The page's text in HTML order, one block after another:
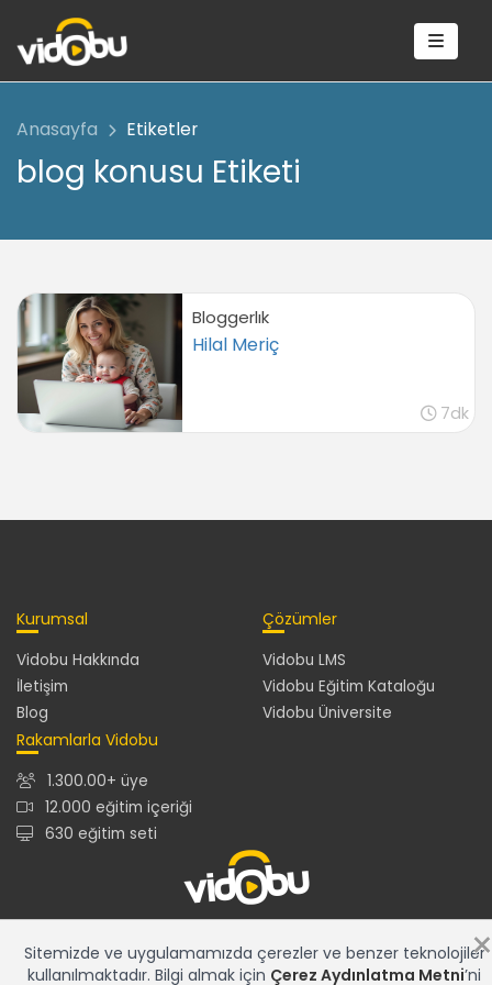
Anasayfa Etiketler
blog konusu Etiketi
Bloggerlık
Hilal Meriç
7dk
Kurumsal
Vidobu Hakkında
İletişim
Blog
Çözümler
Vidobu LMS
Vidobu Eğitim Kataloğu
Vidobu Üniversite
Rakamlarla Vidobu
1.300.00+ üye
12.000 eğitim içeriği
630 eğitim seti
12.000+ eğitim içeriğiyle en güncel ve en zengin eğitim
kataloğu ve gelişmiş özelliklere sahip Vidobu LMS ile tüm
Sitemizde ve uygulamamızda çerezler ve benzer teknolojiler
kullanılmaktadır. Bilgi almak için Çerez Aydınlatma Metni’ni